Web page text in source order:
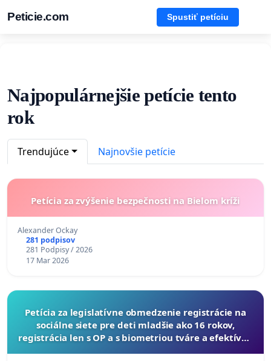
Peticie.com Spustiť petíciu
Najpopulárnejšie petície tento
rok
Trendujúce Najnovšie petície
Petícia za zvýšenie bezpečnosti na Bielom kríži
Alexander Ockay
281 podpisov
281 Podpisy / 2026
17 Mar 2026
Petícia za legislatívne obmedzenie registrácie na
sociálne siete pre deti mladšie ako 16 rokov,
registrácia len s OP a s biometriou tváre a efektívne